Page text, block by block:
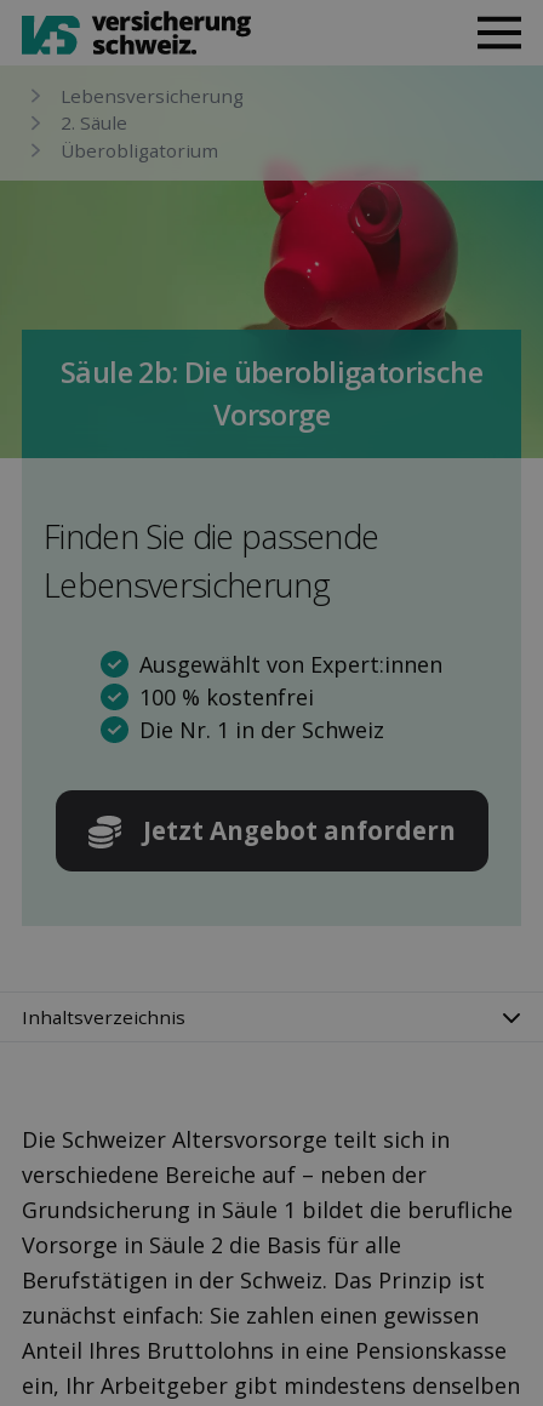
Lebens­versicherung
2. Säule
Über­obligatorium
Säule 2b: Die überobligatorische
Vor­sorge
Finden Sie die pas­sende
Lebens­versicherung
Ausgewählt von Expert:innen
100 % kostenfrei
Die Nr. 1 in der Schweiz
Jetzt Angebot anfordern
Inhaltsverzeichnis
Die Schweizer Altersvorsorge teilt sich in
verschiedene Bereiche auf – neben der
Grundsicherung in Säule 1 bildet die berufliche
Vorsorge in Säule 2 die Basis für alle
Berufstätigen in der Schweiz. Das Prinzip ist
zunächst einfach: Sie zahlen einen gewissen
Anteil Ihres Bruttolohns in eine Pensionskasse
ein, Ihr Arbeitgeber gibt mindestens denselben